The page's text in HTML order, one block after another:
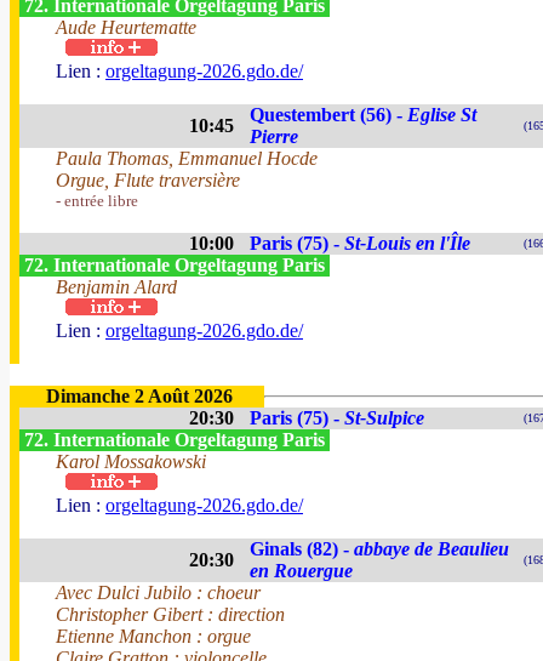
72. Internationale Orgeltagung Paris
Aude Heurtematte
Lien : orgeltagung-2026.gdo.de/
10:45
Questembert (56) - Eglise St
Pierre
Paula Thomas, Emmanuel Hocde
Orgue, Flute traversière
- entrée libre
10:00 Paris (75) - St-Louis en l'Île
72. Internationale Orgeltagung Paris
Benjamin Alard
Lien : orgeltagung-2026.gdo.de/
Dimanche 2 Août 2026
20:30
Paris (75) - St-Sulpice
72. Internationale Orgeltagung Paris
Karol Mossakowski
Lien : orgeltagung-2026.gdo.de/
20:30
Ginals (82) - abbaye de Beaulieu
en Rouergue
Avec Dulci Jubilo : choeur
Christopher Gibert : direction
Etienne Manchon : orgue